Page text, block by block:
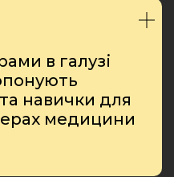
в галузі
навички для
медицини